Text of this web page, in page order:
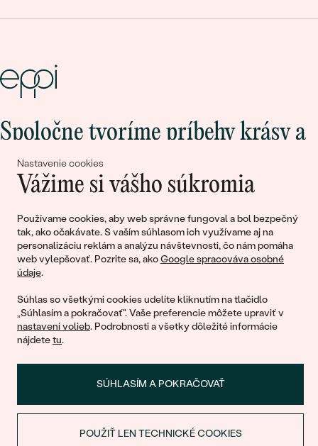
Nastavenie cookies
Vážime si vášho súkromia
Používame cookies, aby web správne fungoval a bol bezpečný
tak, ako očakávate. S vaším súhlasom ich využívame aj na
personalizáciu reklám a analýzu návštevnosti, čo nám pomáha
web vylepšovať. Pozrite sa, akoGoogle spracováva osobné
údaje.
Súhlas so všetkými cookies udelíte kliknutím na tlačidlo
„Súhlasím a pokračovať". Vaše preferencie môžete upraviť v
nastavení volieb. Podrobnosti a všetky dôležité informácie
nájdetetu.
SÚHLASÍM A POKRAČOVAŤ
POUŽIŤ LEN TECHNICKÉ COOKIES
Spoločne tvoríme príbehy krásy a
lásky
© 2011 - 2026, Eppi.sk